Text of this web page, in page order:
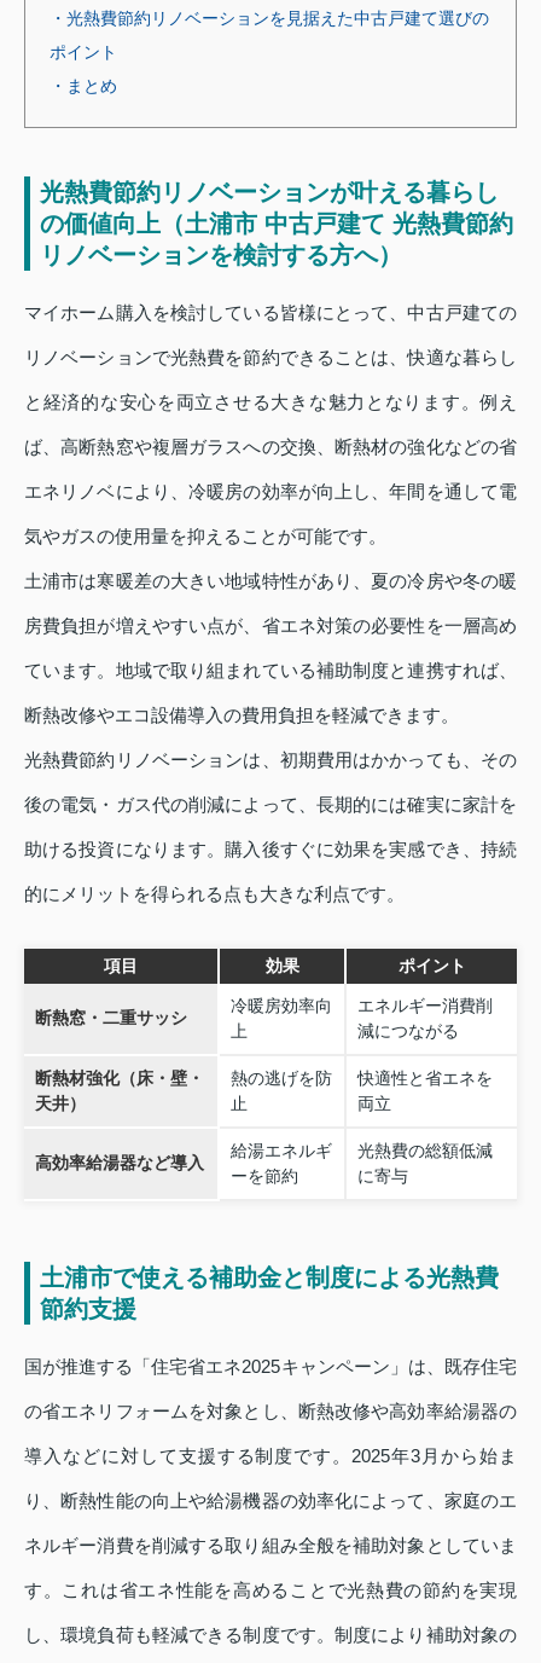
・光熱費節約リノベーションを見据えた中古戸建て選びの
ポイント
・まとめ
光熱費節約リノベーションが叶える暮らし
の価値向上（土浦市 中古戸建て 光熱費節約
リノベーションを検討する方へ）
マイホーム購入を検討している皆様にとって、中古戸建ての
リノベーションで光熱費を節約できることは、快適な暮らし
と経済的な安心を両立させる大きな魅力となります。例え
ば、高断熱窓や複層ガラスへの交換、断熱材の強化などの省
エネリノベにより、冷暖房の効率が向上し、年間を通して電
気やガスの使用量を抑えることが可能です。
土浦市は寒暖差の大きい地域特性があり、夏の冷房や冬の暖
房費負担が増えやすい点が、省エネ対策の必要性を一層高め
ています。地域で取り組まれている補助制度と連携すれば、
断熱改修やエコ設備導入の費用負担を軽減できます。
光熱費節約リノベーションは、初期費用はかかっても、その
後の電気・ガス代の削減によって、長期的には確実に家計を
助ける投資になります。購入後すぐに効果を実感でき、持続
的にメリットを得られる点も大きな利点です。
項目 効果 ポイント
断熱窓・二重サッシ
冷暖房効率向
上
エネルギー消費削
減につながる
断熱材強化（床・壁・
天井）
熱の逃げを防
止
快適性と省エネを
両立
高効率給湯器など導入
給湯エネルギ
ーを節約
光熱費の総額低減
に寄与
土浦市で使える補助金と制度による光熱費
節約支援
国が推進する「住宅省エネ2025キャンペーン」は、既存住宅
の省エネリフォームを対象とし、断熱改修や高効率給湯器の
導入などに対して支援する制度です。2025年3月から始ま
り、断熱性能の向上や給湯機器の効率化によって、家庭のエ
ネルギー消費を削減する取り組み全般を補助対象としていま
す。これは省エネ性能を高めることで光熱費の節約を実現
し、環境負荷も軽減できる制度です。制度により補助対象の